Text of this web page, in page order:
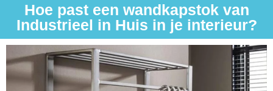
Hoe past een wandkapstok van
Industrieel in Huis in je interieur?